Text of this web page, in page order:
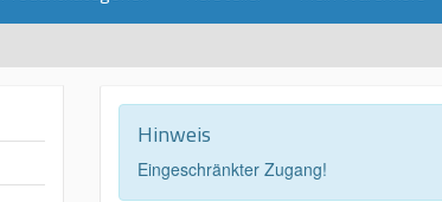
Hinweis
Eingeschränkter Zugang!